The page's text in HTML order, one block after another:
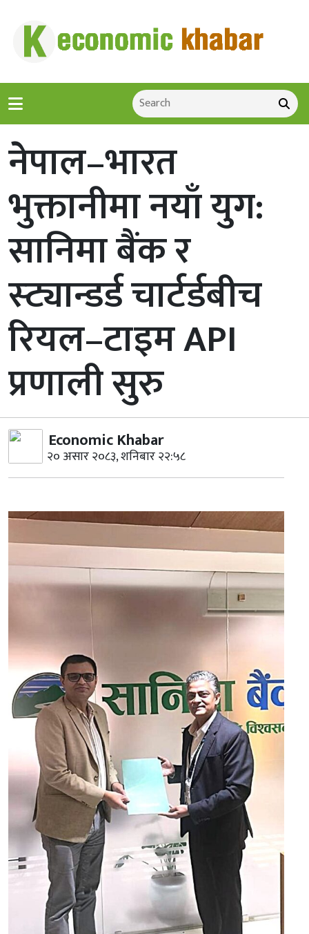
नेपाल–भारत
भुक्तानीमा नयाँ युग:
सानिमा बैंक र
स्ट्यान्डर्ड चार्टर्डबीच
रियल–टाइम API
प्रणाली सुरु
Economic Khabar
२० असार २०८३, शनिबार २२:५८